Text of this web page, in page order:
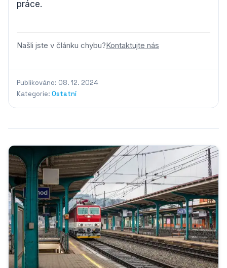
práce.
Našli jste v článku chybu?Kontaktujte nás
Publikováno: 08. 12. 2024
Kategorie: Ostatní